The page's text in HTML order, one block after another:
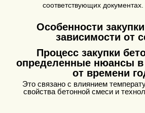
соответствующих документах.
Особенности
зависимости от
Процесс закупки
определенные нюансы в
от времени
Это связано с влиянием
свойства бетонной смеси и